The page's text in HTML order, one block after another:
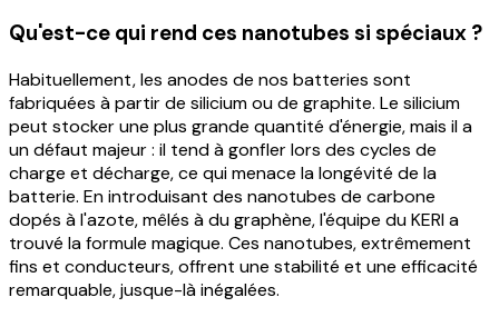
Qu'est-ce qui rend ces nanotubes si spéciaux ?
Habituellement, les anodes de nos batteries sont
fabriquées à partir de silicium ou de graphite. Le silicium
peut stocker une plus grande quantité d'énergie, mais il a
un défaut majeur : il tend à gonfler lors des cycles de
charge et décharge, ce qui menace la longévité de la
batterie. En introduisant des nanotubes de carbone
dopés à l'azote, mêlés à du graphène, l'équipe du KERI a
trouvé la formule magique. Ces nanotubes, extrêmement
fins et conducteurs, offrent une stabilité et une efficacité
remarquable, jusque-là inégalées.